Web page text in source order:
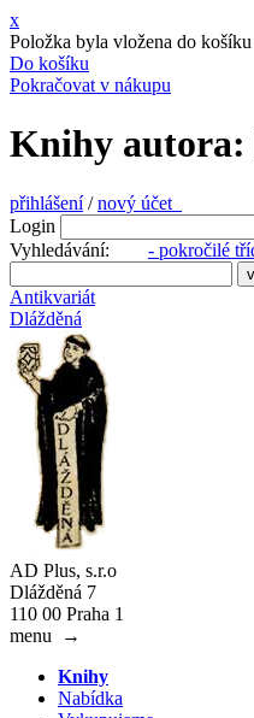
x
Položka byla vložena do košíku
Do košíku
Pokračovat v nákupu
Knihy autora:
přihlášení/nový účet
Login
Vyhledávání: - pokročilé
Antikvariát
Dlážděná
AD Plus, s.r.o
Dlážděná 7
110 00 Praha 1
menu
→
Knihy
Nabídka